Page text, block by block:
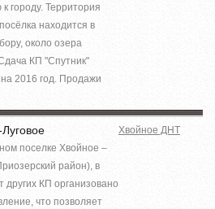
к городу. Территория
находится в
около озера
КП "Спутник"
2016 год. Продажи
поселке Хвойное –
район), в
других КП организовано
что позволяет
Хвойное ДНТ